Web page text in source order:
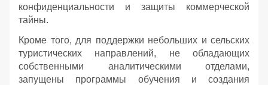
конфиденциальности и защиты коммерческой
тайны.
Кроме того, для поддержки небольших и сельских
туристических направлений, не обладающих
собственными аналитическими отделами,
запущены программы обучения и создания